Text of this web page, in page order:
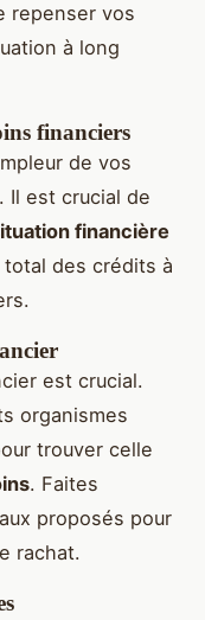
repenser vos
à long
financiers
de vos
Il est crucial de
financière
des crédits à
est crucial.
organismes
trouver celle
. Faites
proposés pour
rachat.